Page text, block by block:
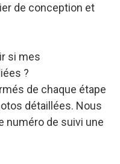
de conception et
si mes
?
de chaque étape
détaillées. Nous
numéro de suivi une